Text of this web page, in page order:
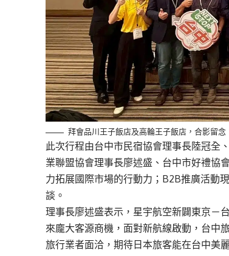
拜會品川王子飯店及高輪王子飯店，合影留念
此次行程由台中市民宿協會理事長陸冠全
業聯盟協會理事長廖述盛、台中市好禮協
力拓展國際市場的行動力；B2B推廣活動
談。
理事長廖述盛表示，星宇航空新闢東京－
來龐大客源商機，面對新航線啟動，台中
旅行業者面洽，期待日本旅客能在台中美